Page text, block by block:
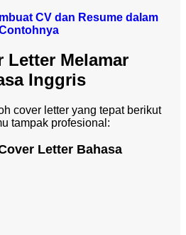
CV dan Resume dalam
Letter Melamar
Inggris
cover letter yang tepat berikut
tampak profesional:
Letter Bahasa